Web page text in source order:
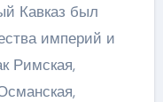
Кавказ был
империй и
Римская,